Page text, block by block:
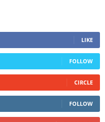
LIKE
FOLLOW
CIRCLE
FOLLOW